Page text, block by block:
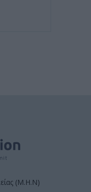
(Μ.Η.Ν)